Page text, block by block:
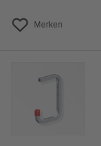
Merken